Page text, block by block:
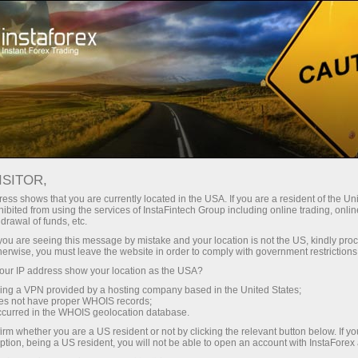
З InstaForex ви отримуєте доступ
можливостей: кредитне плече до
1:5000, одні з найкращих
спредів та комісій на ринку, а
також привабливі умови для
торгівлі акціями та індексами
Мінімальні спреди - максимум
Бонус 30% на кожен депозит
Швидкість
у трейдингу і на трасі
shows that you are currently located in the USA. If you are a resident of the
from using the services of InstaFintech Group including online trading,
of funds, etc.
are seeing this message by mistake and your location is not the US, kindly
you must leave the website in order to comply with government
IP address show your location as the USA?
a VPN provided by a hosting company based in the United States;
not have proper WHOIS records;
in the WHOIS geolocation database.
whether you are a US resident or not by clicking the relevant button below. If
being a US resident, you will not be able to open an account with InstaForex